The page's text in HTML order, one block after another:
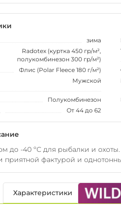
зима
Radotex (куртка 450 гр/м²,
полукомбинезон 300 гр/м²)
Флис (Polar Fleece 180 г/м²)
Мужской
Полукомбинезон
От 44 до 62
до -40 ºС для рыбалки и
приятной фактурой и
Характеристики